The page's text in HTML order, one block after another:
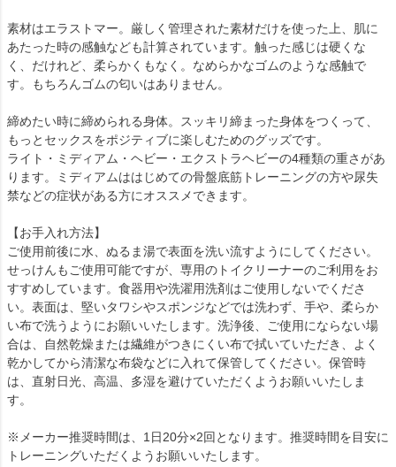
素材はエラストマー。厳しく管理された素材だけを使った上、肌に
あたった時の感触なども計算されています。触った感じは硬くな
く、だけれど、柔らかくもなく。なめらかなゴムのような感触で
す。もちろんゴムの匂いはありません。
締めたい時に締められる身体。スッキリ締まった身体をつくって、
もっとセックスをポジティブに楽しむためのグッズです。
ライト・ミディアム・ヘビー・エクストラヘビーの4種類の重さがあ
ります。ミディアムははじめての骨盤底筋トレーニングの方や尿失
禁などの症状がある方にオススメできます。
【お手入れ方法】
ご使用前後に水、ぬるま湯で表面を洗い流すようにしてください。
せっけんもご使用可能ですが、専用のトイクリーナーのご利用をお
すすめしています。食器用や洗濯用洗剤はご使用しないでくださ
い。表面は、堅いタワシやスポンジなどでは洗わず、手や、柔らか
い布で洗うようにお願いいたします。洗浄後、ご使用にならない場
合は、自然乾燥または繊維がつきにくい布で拭いていただき、よく
乾かしてから清潔な布袋などに入れて保管してください。保管時
は、直射日光、高温、多湿を避けていただくようお願いいたしま
す。
※メーカー推奨時間は、1日20分×2回となります。推奨時間を目安に
トレーニングいただくようお願いいたします。